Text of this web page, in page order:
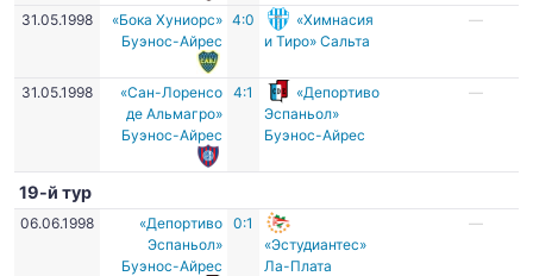
31.05.1998
«Бока Хуниорс»
Буэнос-Айрес
4:0
«Химнасия
и Тиро» Сальта
—
31.05.1998
«Сан-Лоренсо
де Альмагро»
Буэнос-Айрес
4:1
«Депортиво
Эспаньол»
Буэнос-Айрес
—
19-й тур
06.06.1998
«Депортиво
Эспаньол»
Буэнос-Айрес
0:1
«Эстудиантес»
Ла-Плата
—